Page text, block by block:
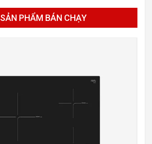
SẢN PHẨM BÁN CHẠY